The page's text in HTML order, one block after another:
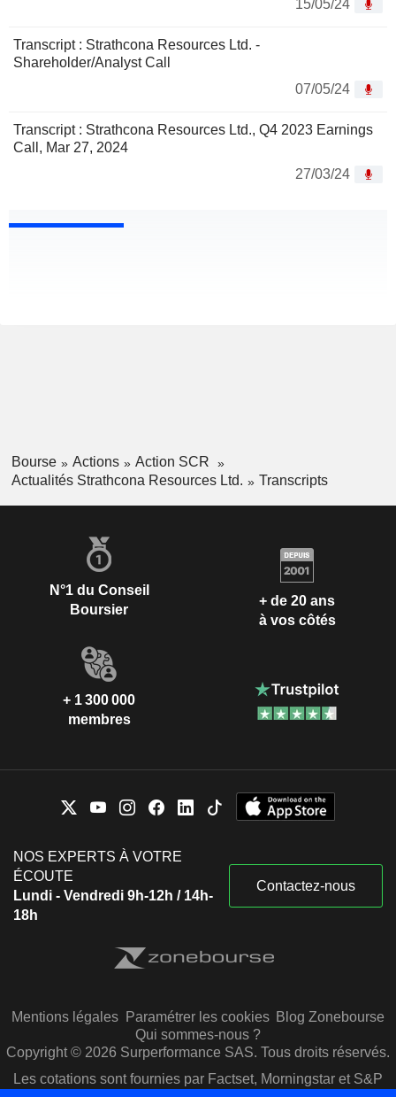
15/05/24
Transcript : Strathcona Resources Ltd. -
Shareholder/Analyst Call
07/05/24
Transcript : Strathcona Resources Ltd., Q4 2023 Earnings
Call, Mar 27, 2024
27/03/24
Bourse Actions
Action SCR
Actualités Strathcona Resources Ltd.
Transcripts
N°1 du Conseil
Boursier
+ de 20 ans
à vos côtés
+ 1 300 000
membres
NOS EXPERTS À VOTRE
ÉCOUTE
Lundi - Vendredi 9h-12h / 14h-
18h
Contactez-nous
Mentions légales Paramétrer les cookies Blog Zonebourse
Qui sommes-nous ?
Copyright © 2026 Surperformance SAS. Tous droits réservés.
Les cotations sont fournies par Factset, Morningstar et S&P